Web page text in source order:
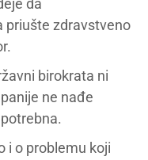
da
priušte zdravstveno
birokrata ni
ne nađe
i o problemu koji